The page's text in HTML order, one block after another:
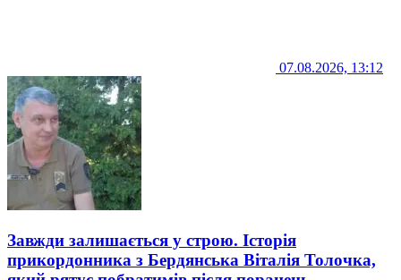
07.08.2026, 13:12
Завжди залишається у строю. Історія
прикордонника з Бердянська Віталія Толочка,